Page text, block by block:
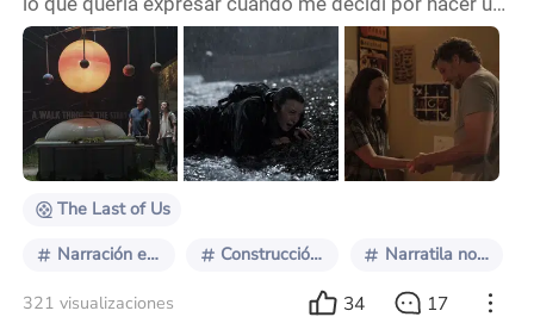
artículo sobre “la serie del momento”. Me encanta
como calificamos con una asignatura temporal a lo
que está de moda. Es bastante curioso ¿no? ¿La serie
del momento? ¿qué momento? ¿hoy, mañana, pasado,
una semana entera? En fin, ayer se terminó la segunda
temporada de The Last of Us y junto a el
The Last of Us
Narración episódica Construcción de mundos Narratila no lineal
321 visualizaciones 34 17